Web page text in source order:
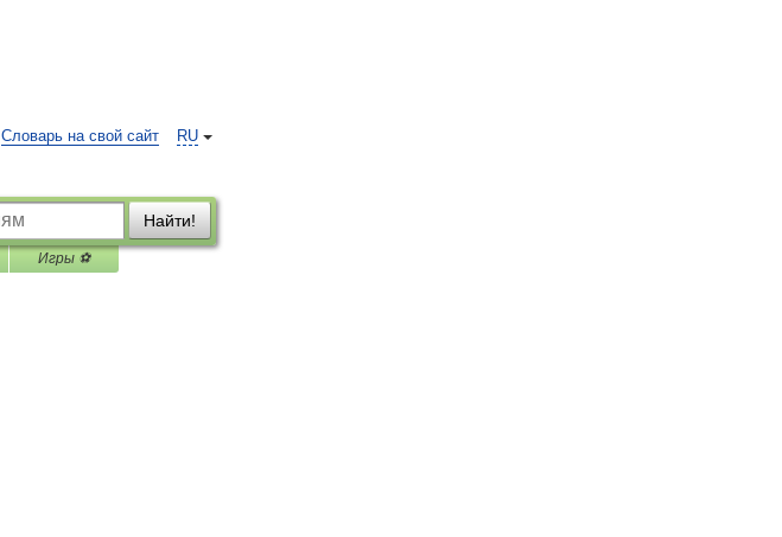
RU
Словарь на свой сайт
Найти!
Игры ⚽